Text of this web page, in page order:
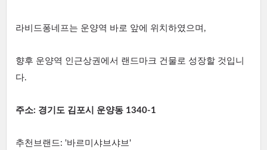
라비드퐁네프는 운양역 바로 앞에 위치하였으며,
향후 운양역 인근상권에서 랜드마크 건물로 성장할 것입니
다.
주소: 경기도 김포시 운양동 1340-1
추천브랜드: '바르미샤브샤브'